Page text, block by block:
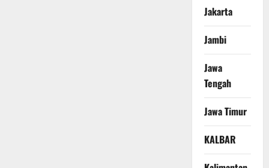
Jakarta
Jambi
Jawa
Tengah
Jawa Timur
KALBAR